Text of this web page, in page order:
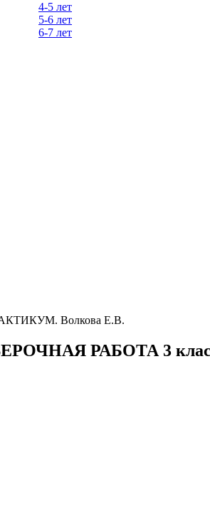
4-5 лет
5-6 лет
6-7 лет
Волкова Е.В.
РАБОТА 3